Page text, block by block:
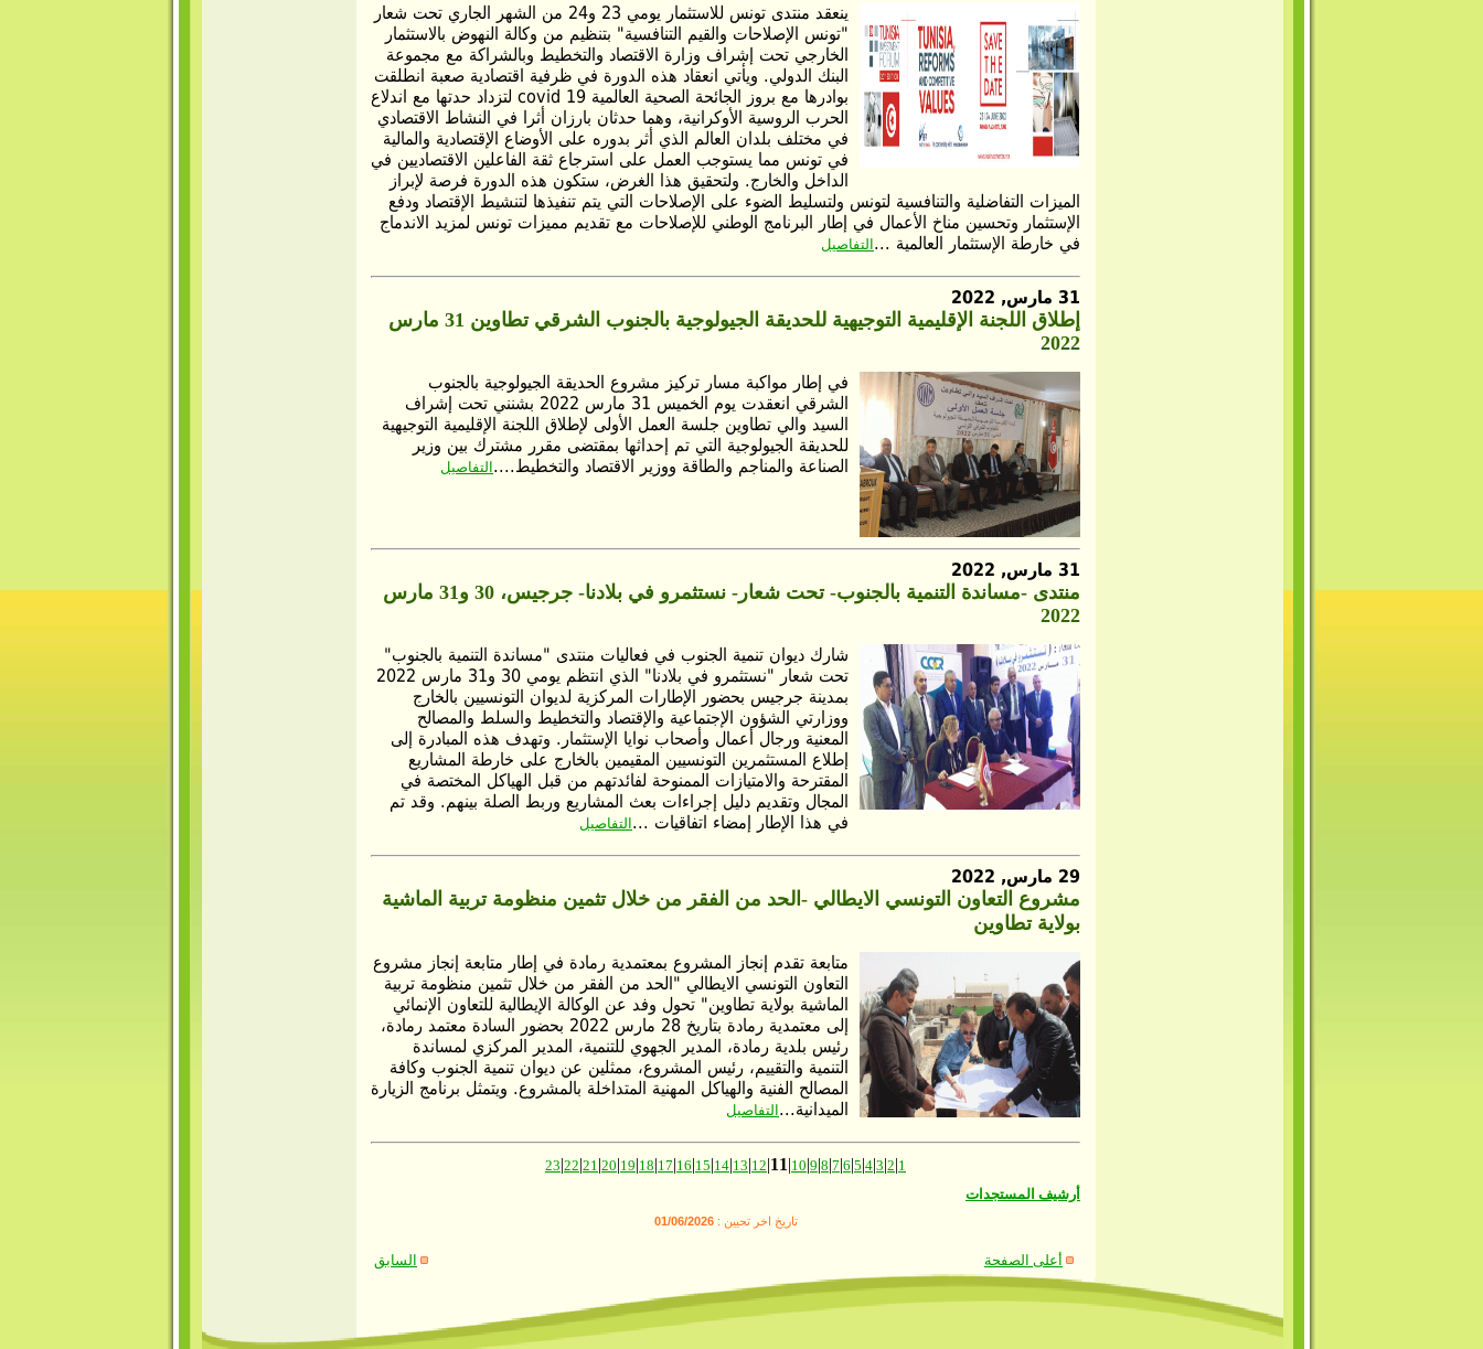
ينعقد منتدى تونس للاستثمار يومي 23 و24 من الشهر الجاري تحت شعار
"تونس الإصلاحات والقيم التنافسية" بتنظيم من وكالة النهوض بالاستثمار
الخارجي تحت إشراف وزارة الاقتصاد والتخطيط وبالشراكة مع مجموعة
البنك الدولي. ويأتي انعقاد هذه الدورة في ظرفية اقتصادية صعبة انطلقت
بوادرها مع بروز الجائحة الصحية العالمية covid 19 لتزداد حدتها مع اندلاع
الحرب الروسية الأوكرانية، وهما حدثان بارزان أثرا في النشاط الاقتصادي
في مختلف بلدان العالم الذي أثر بدوره على الأوضاع الإقتصادية والمالية
في تونس مما يستوجب العمل على استرجاع ثقة الفاعلين الاقتصاديين في
الداخل والخارج. ولتحقيق هذا الغرض، ستكون هذه الدورة فرصة لإبراز
الميزات التفاضلية والتنافسية لتونس ولتسليط الضوء على الإصلاحات التي يتم تنفيذها لتنشيط الإقتصاد ودفع
الإستثمار وتحسين مناخ الأعمال في إطار البرنامج الوطني للإصلاحات مع تقديم مميزات تونس لمزيد الاندماج
في خارطة الإستثمار العالمية ...التفاصيل
31 مارس, 2022
إطلاق اللجنة الإقليمية التوجيهية للحديقة الجيولوجية بالجنوب الشرقي تطاوين 31 مارس
2022
في إطار مواكبة مسار تركيز مشروع الحديقة الجيولوجية بالجنوب
الشرقي انعقدت يوم الخميس 31 مارس 2022 بشنني تحت إشراف
السيد والي تطاوين جلسة العمل الأولى لإطلاق اللجنة الإقليمية التوجيهية
للحديقة الجيولوجية التي تم إحداثها بمقتضى مقرر مشترك بين وزير
الصناعة والمناجم والطاقة ووزير الاقتصاد والتخطيط....التفاصيل
31 مارس, 2022
منتدى -مساندة التنمية بالجنوب- تحت شعار- نستثمرو في بلادنا- جرجيس، 30 و31 مارس
2022
شارك ديوان تنمية الجنوب في فعاليات منتدى "مساندة التنمية بالجنوب"
تحت شعار "نستثمرو في بلادنا" الذي انتظم يومي 30 و31 مارس 2022
بمدينة جرجيس بحضور الإطارات المركزية لديوان التونسيين بالخارج
ووزارتي الشؤون الإجتماعية والإقتصاد والتخطيط والسلط والمصالح
المعنية ورجال أعمال وأصحاب نوايا الإستثمار. وتهدف هذه المبادرة إلى
إطلاع المستثمرين التونسيين المقيمين بالخارج على خارطة المشاريع
المقترحة والامتيازات الممنوحة لفائدتهم من قبل الهياكل المختصة في
المجال وتقديم دليل إجراءات بعث المشاريع وربط الصلة بينهم. وقد تم
في هذا الإطار إمضاء اتفاقيات ...التفاصيل
29 مارس, 2022
مشروع التعاون التونسي الايطالي -الحد من الفقر من خلال تثمين منظومة تربية الماشية
بولاية تطاوين
متابعة تقدم إنجاز المشروع بمعتمدية رمادة في إطار متابعة إنجاز مشروع
التعاون التونسي الايطالي "الحد من الفقر من خلال تثمين منظومة تربية
الماشية بولاية تطاوين" تحول وفد عن الوكالة الإيطالية للتعاون الإنمائي
إلى معتمدية رمادة بتاريخ 28 مارس 2022 بحضور السادة معتمد رمادة،
رئيس بلدية رمادة، المدير الجهوي للتنمية، المدير المركزي لمساندة
التنمية والتقييم، رئيس المشروع، ممثلين عن ديوان تنمية الجنوب وكافة
المصالح الفنية والهياكل المهنية المتداخلة بالمشروع. ويتمثل برنامج الزيارة
الميدانية...التفاصيل
1
|
2
|
3
|
4
|
5
|
6
|
7
|
8
|
9
|
10
|
11
|
12
|
13
|
14
|
15
|
16
|
17
|
18
|
19
|
20
|
21
|
22
|
23
أرشيف المستجدات
تاريخ اخر تحيين :01/06/2026
أعلى الصفحة السابق